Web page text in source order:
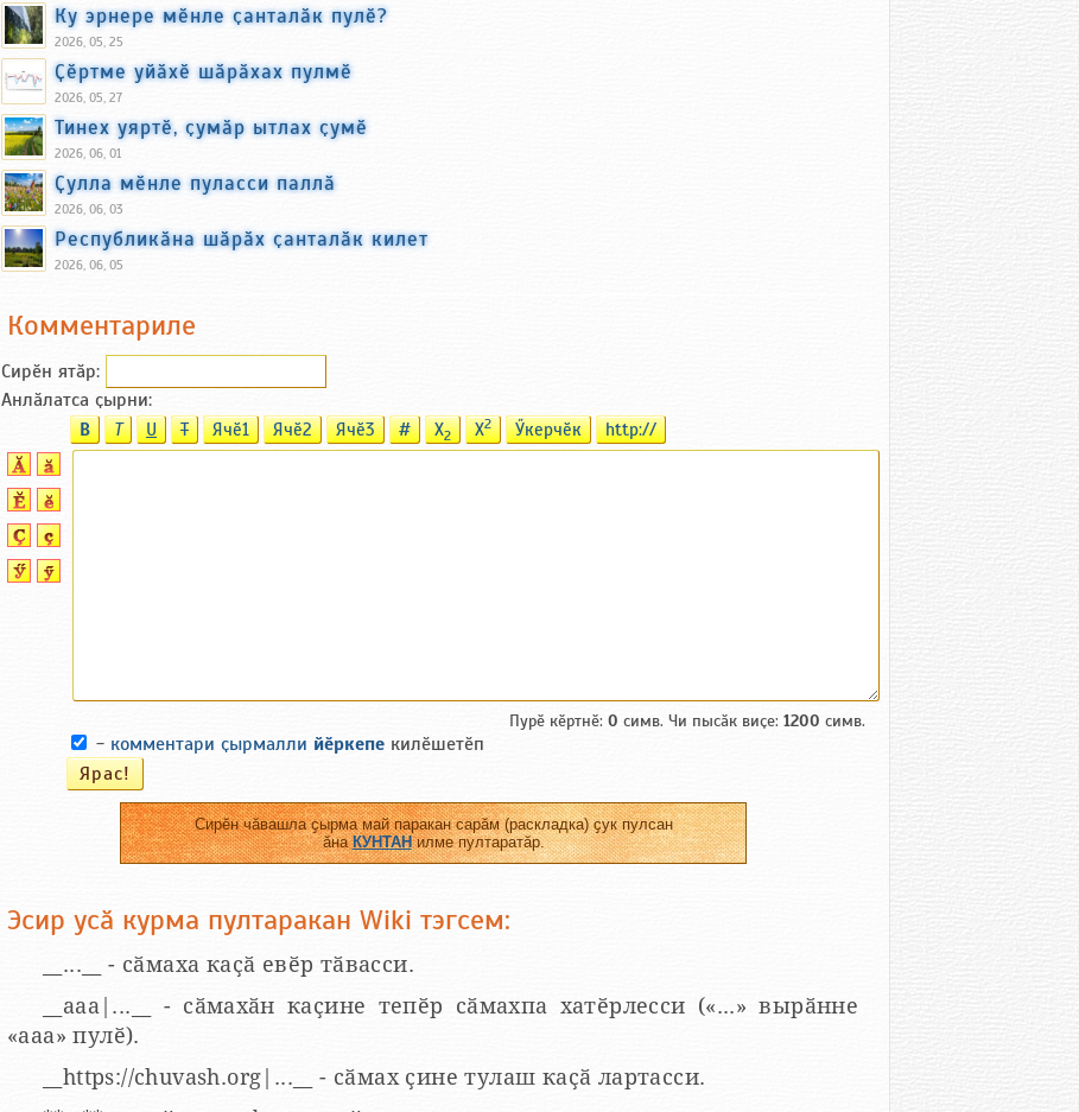
Ку эрнере мӗнле ҫанталӑк пулӗ?
2026, 05, 25
Ҫӗртме уйӑхӗ шӑрӑхах пулмӗ
2026, 05, 27
Тинех уяртӗ, ҫумӑр ытлах ҫумӗ
2026, 06, 01
Ҫулла мӗнле пуласси паллӑ
2026, 06, 03
Республикӑна шӑрӑх ҫанталӑк килет
2026, 06, 05
Комментариле
Сирӗн ятӑp:
Анлӑлатса ҫырни:
B T U T Ячӗ1 Ячӗ2 Ячӗ3 # X2 X2 Ӳкерчӗк http://
Пурӗ кӗртнӗ: 0 симв. Чи пысӑк виҫе: 1200 симв.
- комментари ҫырмалли йӗркепе килӗшетӗп
Сирӗн чӑвашла ҫырма май паракан сарӑм (раскладка) ҫук пулсан
ӑнаКУНТАНилме пултаратӑр.
Эсир усӑ курма пултаракан Wiki тэгсем:
__...__ - сӑмаха каҫӑ евӗр тӑвасси.
__aaa|...__ - сӑмахӑн каҫине тепӗр сӑмахпа хатӗрлесси («...» вырӑнне
«ааа» пулӗ).
__https://chuvash.org|...__ - сӑмах ҫине тулаш каҫӑ лартасси.